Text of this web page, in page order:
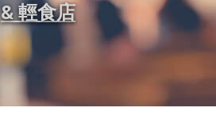
& 輕食店